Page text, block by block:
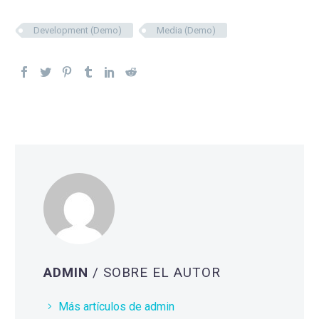
Development (Demo) Media (Demo)
ADMIN / SOBRE EL AUTOR
Más artículos de admin